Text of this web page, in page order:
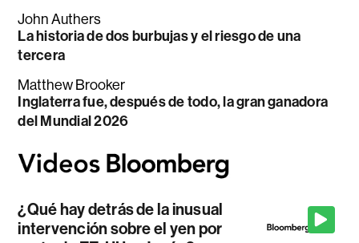
John Authers
La historia de dos burbujas y el riesgo de una
tercera
Matthew Brooker
Inglaterra fue, después de todo, la gran ganadora
del Mundial 2026
¿Qué hay detrás de la inusual
intervención sobre el yen por